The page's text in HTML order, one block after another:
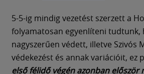
5-5-ig mindig vezetést szerzett a
folyamatosan egyenlíteni tudtunk,
nagyszerűen védett, illetve Szivós
védekezést és annak variációit, ez
első félidő végén azonban először